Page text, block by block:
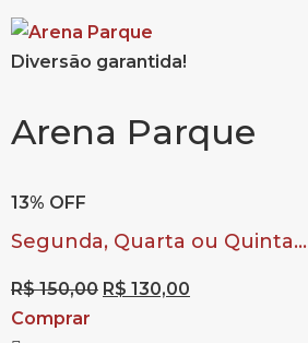
Diversão garantida!
Arena Parque
13% OFF
Segunda, Quarta ou Quinta...
R$150,00 R$ 130,00
Comprar